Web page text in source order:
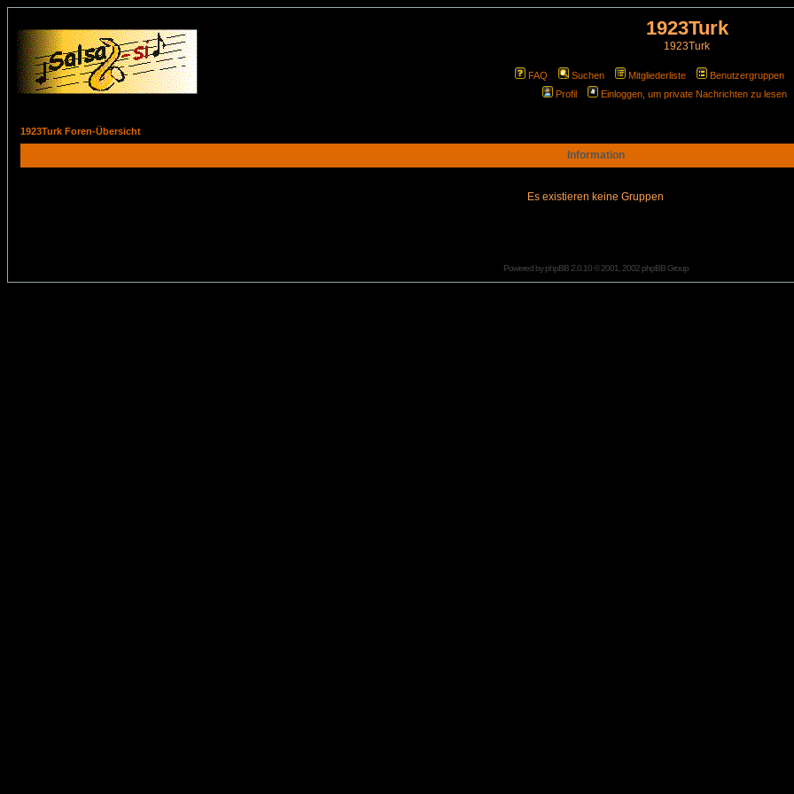
1923Turk
1923Turk
FAQ Suchen Mitgliederliste Benutzergruppen
Profil
Einloggen, um private Nachrichten zu lesen
1923Turk Foren-Übersicht
Information
Es existieren keine Gruppen
Powered byphpBB2.0.10 © 2001, 2002 phpBB Group